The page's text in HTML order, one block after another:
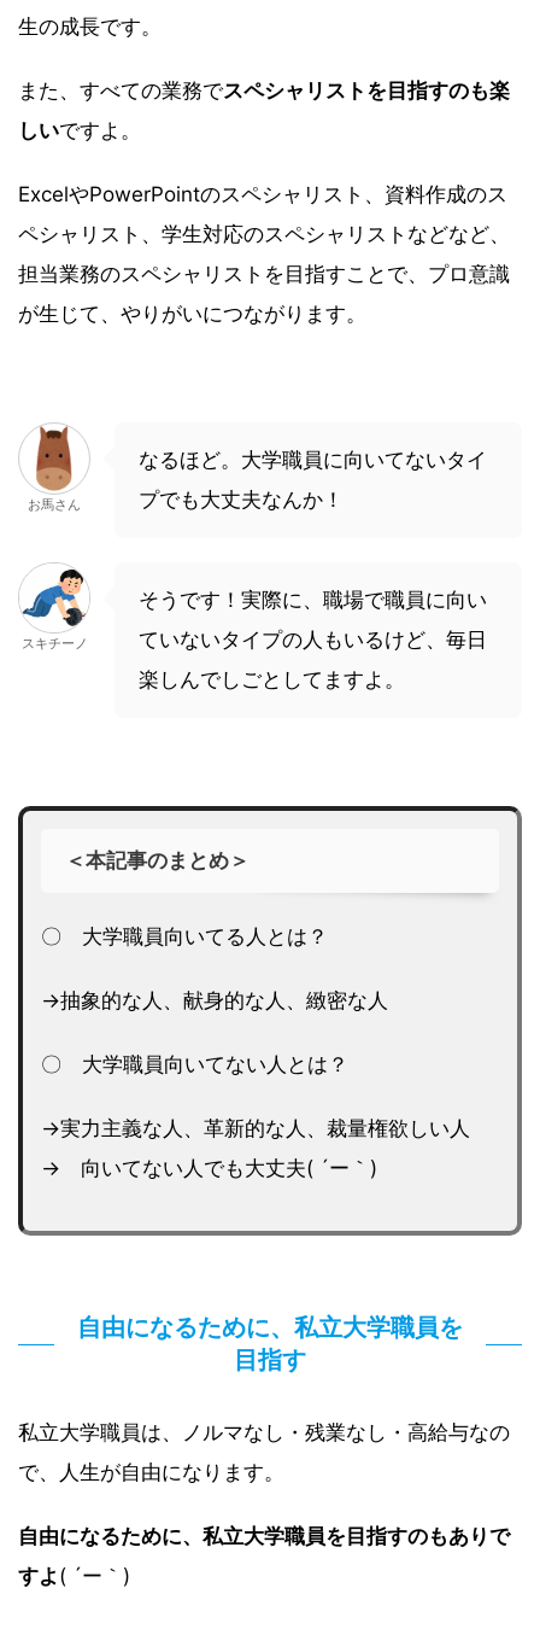
生の成長です。
また、すべての業務でスペシャリストを目指すのも楽
しいですよ。
ExcelやPowerPointのスペシャリスト、資料作成のス
ペシャリスト、学生対応のスペシャリストなどなど、
担当業務のスペシャリストを目指すことで、プロ意識
が生じて、やりがいにつながります。
お馬さん
なるほど。大学職員に向いてないタイ
プでも大丈夫なんか！
スキチーノ
そうです！実際に、職場で職員に向い
ていないタイプの人もいるけど、毎日
楽しんでしごとしてますよ。
＜本記事のまとめ＞
〇 大学職員向いてる人とは？
→抽象的な人、献身的な人、緻密な人
〇 大学職員向いてない人とは？
→実力主義な人、革新的な人、裁量権欲しい人
→ 向いてない人でも大丈夫( ´ー｀)
自由になるために、私立大学職員を
目指す
私立大学職員は、ノルマなし・残業なし・高給与なの
で、人生が自由になります。
自由になるために、私立大学職員を目指すのもありで
すよ ( ´ー｀)